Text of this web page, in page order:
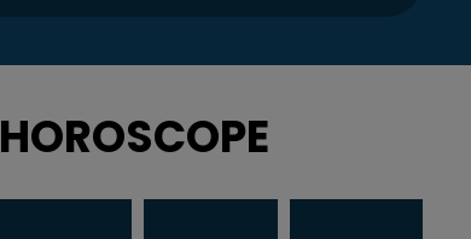
HOROSCOPE